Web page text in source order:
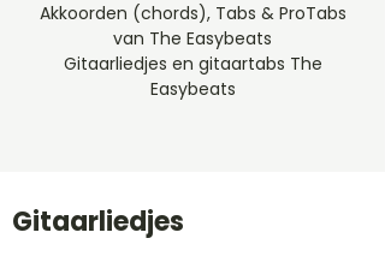
Akkoorden (chords), Tabs & ProTabs
van The Easybeats
Gitaarliedjes en gitaartabs The
Easybeats
Gitaarliedjes